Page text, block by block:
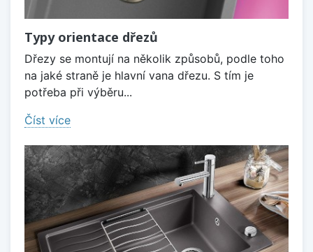
Typy orientace dřezů
Dřezy se montují na několik způsobů, podle toho
na jaké straně je hlavní vana dřezu. S tím je
potřeba při výběru...
Číst více